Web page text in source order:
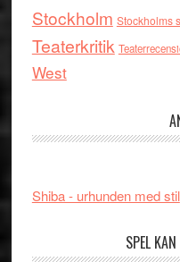
Stockholm Stockholms
Teaterkritik
West
Shiba - urhunden med stil
SPEL